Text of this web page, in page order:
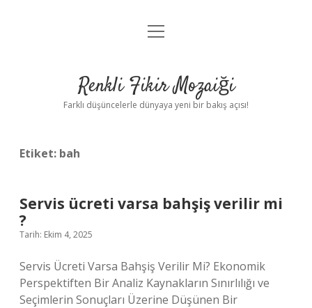
Anasayfa
Yasal Uyarı
menüyü
Renkli Fikir Mozaiği
Farklı düşüncelerle dünyaya yeni bir bakış açısı!
Etiket: bah
Servis ücreti varsa bahşiş verilir mi
?
Tarih: Ekim 4, 2025
Servis Ücreti Varsa Bahşiş Verilir Mi? Ekonomik
Perspektiften Bir Analiz Kaynakların Sınırlılığı ve
Seçimlerin Sonuçları Üzerine Düşünen Bir